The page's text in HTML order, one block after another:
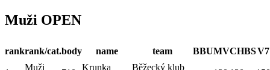
Muži OPEN
rankrank/cat.body name team BBUMVCHBSV7
Muži
Krunka
Běžecký klub